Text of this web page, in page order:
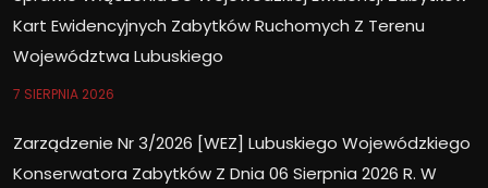
Kart Ewidencyjnych Zabytków Ruchomych Z Terenu
Województwa Lubuskiego
7 SIERPNIA 2026
Zarządzenie Nr 3/2026 [WEZ] Lubuskiego Wojewódzkiego
Konserwatora Zabytków Z Dnia 06 Sierpnia 2026 R. W